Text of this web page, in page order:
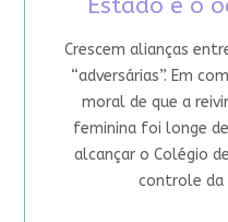
Estado e o
Crescem alianças
“adversárias”. Em
moral de que a
feminina foi longe
alcançar o Colégio
controle da